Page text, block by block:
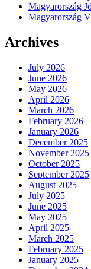
Magyarország
Magyarország
Archives
July 2026
June 2026
May 2026
April 2026
March 2026
February 2026
January 2026
December 2025
November 2025
October 2025
September 2025
August 2025
July 2025
June 2025
May 2025
April 2025
March 2025
February 2025
January 2025